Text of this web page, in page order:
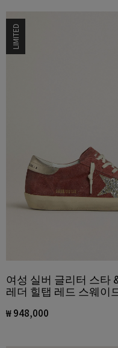
LIMITED
여성 실버 글리터 스타
레더 힐탭 레드 스웨이
₩ 948,000